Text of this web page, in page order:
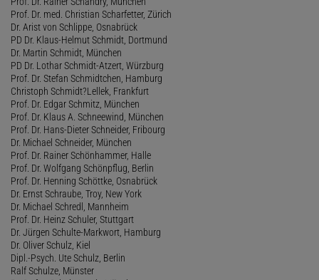
Prof. Dr. med. Christian Scharfetter, Zürich
Dr. Arist von Schlippe, Osnabrück
PD Dr. Klaus-Helmut Schmidt, Dortmund
Dr. Martin Schmidt, München
PD Dr. Lothar Schmidt-Atzert, Würzburg
Prof. Dr. Stefan Schmidtchen, Hamburg
Christoph Schmidt?Lellek, Frankfurt
Prof. Dr. Edgar Schmitz, München
Prof. Dr. Klaus A. Schneewind, München
Prof. Dr. Hans-Dieter Schneider, Fribourg
Dr. Michael Schneider, München
Prof. Dr. Rainer Schönhammer, Halle
Prof. Dr. Wolfgang Schönpflug, Berlin
Prof. Dr. Henning Schöttke, Osnabrück
Dr. Ernst Schraube, Troy, New York
Dr. Michael Schredl, Mannheim
Prof. Dr. Heinz Schuler, Stuttgart
Dr. Jürgen Schulte-Markwort, Hamburg
Dr. Oliver Schulz, Kiel
Dipl.-Psych. Ute Schulz, Berlin
Ralf Schulze, Münster